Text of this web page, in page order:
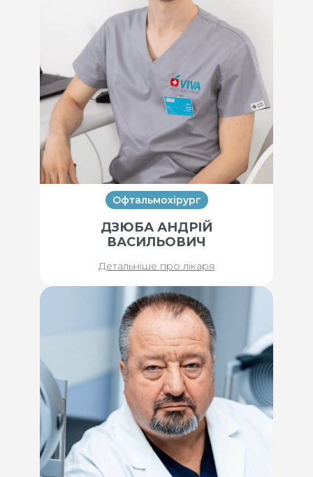
Офтальмохірург
ДЗЮБА АНДРІЙ
ВАСИЛЬОВИЧ
Детальніше про лікаря